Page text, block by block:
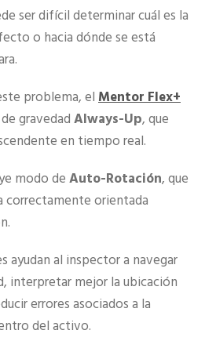
ser difícil determinar cuál es la
o hacia dónde se está
problema, elMentor Flex+
gravedadAlways-Up, que
en tiempo real.
modo deAuto-Rotación, que
correctamente orientada
ayudan al inspector a navegar
interpretar mejor la ubicación
errores asociados a la
del activo.